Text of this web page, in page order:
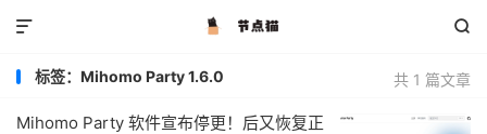


共 1 篇文章
标签：Mihomo Party 1.6.0
Mihomo Party 软件宣布停更！后又恢复正